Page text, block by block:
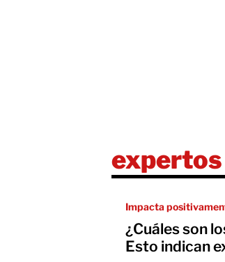
expertos
Impacta
¿Cuáles son
Esto indican